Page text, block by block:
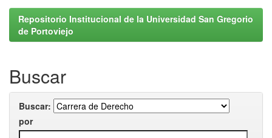
Repositorio Institucional de la Universidad San Gregorio
de Portoviejo
Buscar
Buscar:
por